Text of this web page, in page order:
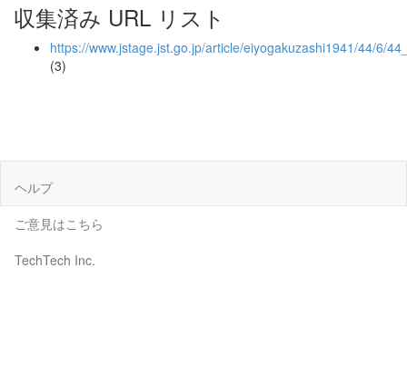
収集済み URL リスト
https://www.jstage.jst.go.jp/article/eiyogakuzashi1941/44/6/
(3)
ヘルプ
ご意見はこちら
TechTech Inc.